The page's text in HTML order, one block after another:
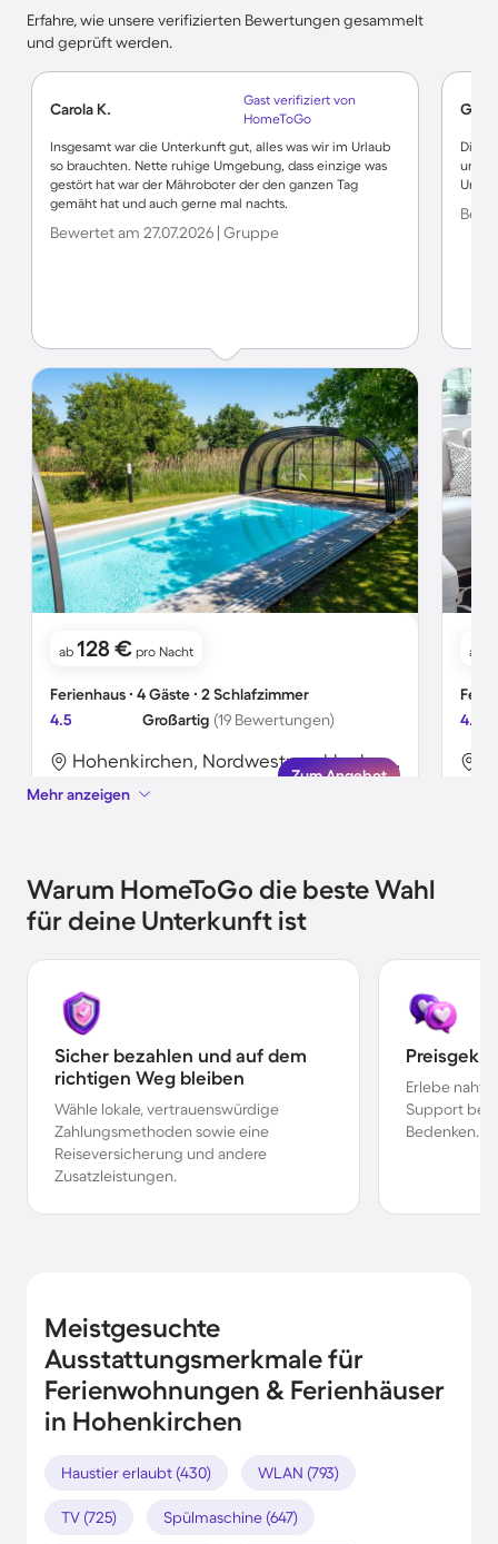
Erfahre, wie unsere verifizierten Bewertungen gesammelt
und geprüft werden.
Carola K.
Gast verifiziert von
HomeToGo
Insgesamt war die Unterkunft gut, alles was wir im Urlaub
so brauchten. Nette ruhige Umgebung, dass einzige was
gestört hat war der Mähroboter der den ganzen Tag
gemäht hat und auch gerne mal nachts.
Bewertet am 27.07.2026 | Gruppe
ab 128 € pro Nacht
Ferienhaus ∙ 4 Gäste ∙ 2 Schlafzimmer
4.5
Großartig (19 Bewertungen)
Hohenkirchen, Nordwestmecklenburg, Deutschland
Zum Angebot
Die
und
ab
4.4
Mehr anzeigen
Warum HomeToGo die beste Wahl
für deine Unterkunft ist
Sicher bezahlen und auf dem
richtigen Weg bleiben
Wähle lokale, vertrauenswürdige
Zahlungsmethoden sowie eine
Reiseversicherung und andere
Zusatzleistungen.
Erlebe
Support bei
Bedenken.
Meistgesuchte
Ausstattungsmerkmale für
Ferienwohnungen & Ferienhäuser
in Hohenkirchen
Haustier erlaubt (430) WLAN (793)
TV (725) Spülmaschine (647)